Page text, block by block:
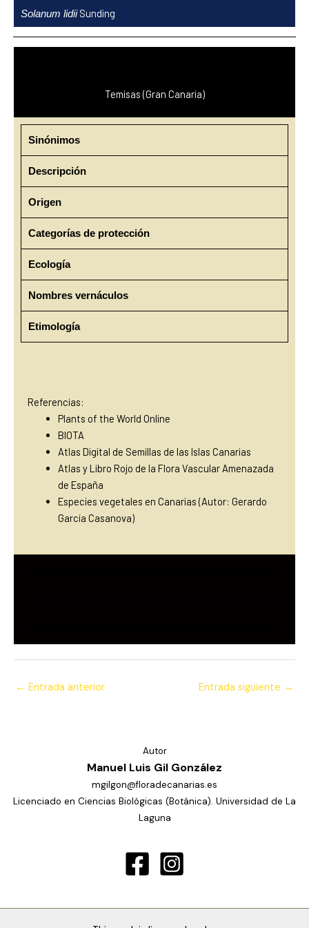
contenido
Solanum lidiiSunding
Temisas (Gran Canaria)
Sinónimos
Descripción
Origen
Categorías de protección
Ecología
Nombres vernáculos
Etimología
Referencias:
Plants of the World Online
BIOTA
Atlas Digital de Semillas de las Islas Canarias
Atlas y Libro Rojo de la Flora Vascular Amenazada
de España
Especies vegetales en Canarias (Autor: Gerardo
García Casanova)
← Entrada anterior Entrada siguiente →
Autor
Manuel Luis Gil González
mgilgon@floradecanarias.es
Licenciado en Ciencias Biológicas (Botánica). Universidad de La
Laguna